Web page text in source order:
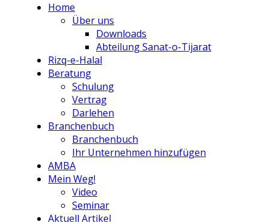
Home
Über uns
Downloads
Abteilung Sanat-o-Tijarat
Rizq-e-Halal
Beratung
Schulung
Vertrag
Darlehen
Branchenbuch
Branchenbuch
Ihr Unternehmen hinzufügen
AMBA
Mein Weg!
Video
Seminar
Aktuell Artikel